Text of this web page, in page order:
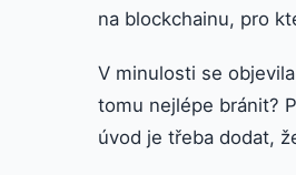
na blockchainu, pro
V minulosti se
tomu nejlépe bránit?
úvod je třeba dodat,